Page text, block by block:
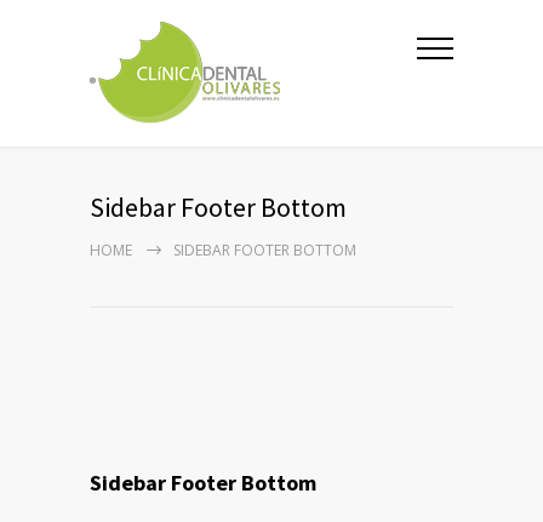
Sidebar Footer Bottom
HOME SIDEBAR FOOTER BOTTOM
Sidebar Footer Bottom